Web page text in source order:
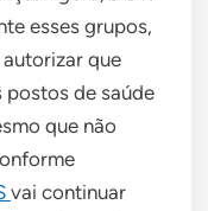
esses grupos,
que
postos de saúde
que não
vai continuar